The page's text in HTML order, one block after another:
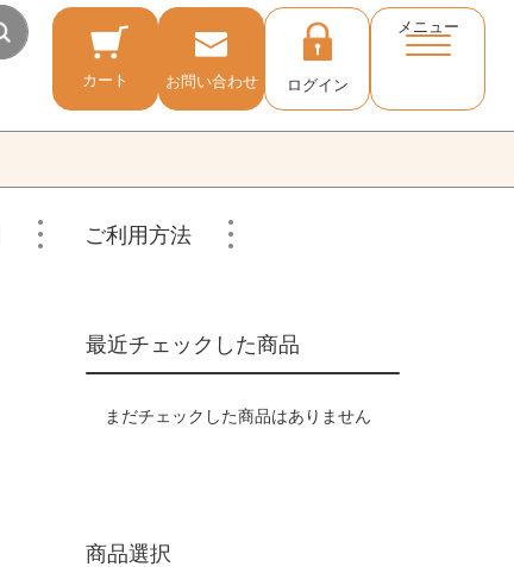
カート お問い合わせ ログイン
メニュー
ご利用方法
最近チェックした商品
まだチェックした商品はありません
商品選択